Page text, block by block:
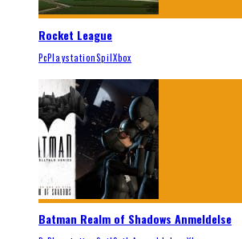
Rocket League
PcPlaystationSpilXbox
Batman Realm of Shadows Anmeldelse